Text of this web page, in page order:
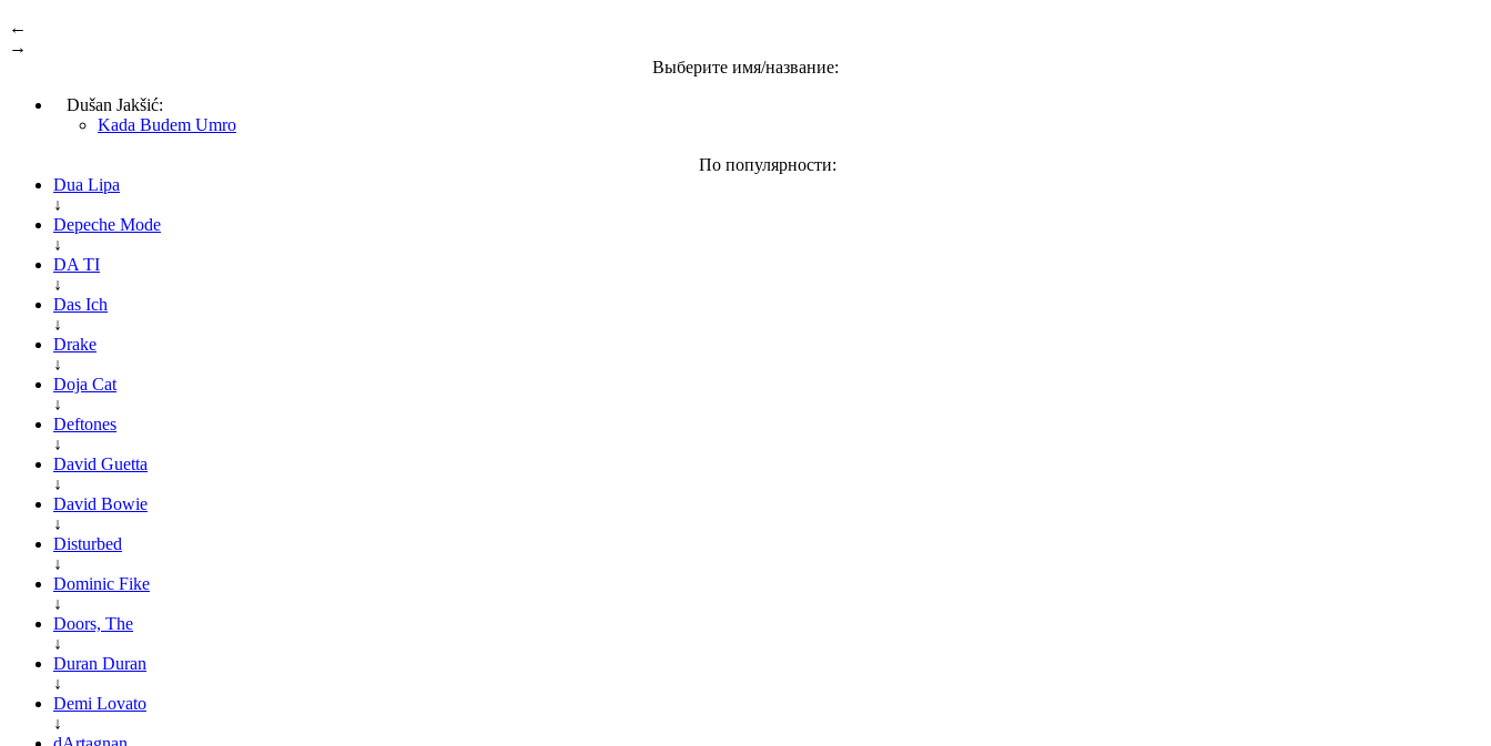
←
→
Выберите имя/название:
Dušan Jakšić:
Kada Budem Umro
По популярности:
Dua Lipa
↓
Depeche Mode
↓
DA TI
↓
Das Ich
↓
Drake
↓
Doja Cat
↓
Deftones
↓
David Guetta
↓
David Bowie
↓
Disturbed
↓
Dominic Fike
↓
Doors, The
↓
Duran Duran
↓
Demi Lovato
↓